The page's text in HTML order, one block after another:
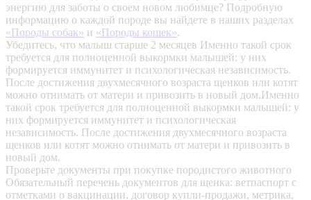
энергию для заботы о своем новом любимце? Подробную
информацию о каждой породе вы найдете в наших разделах
«Породы собак» и «Породы кошек».
Убедитесь, что малыш старше 2 месяцев Именно такой срок
требуется для полноценной выкормки малышей: у них
формируется иммунитет и психологическая независимость.
После достижения двухмесячного возраста щенков или котят
можно отнимать от матери и привозить в новый дом.Именно
такой срок требуется для полноценной выкормки малышей: у
них формируется иммунитет и психологическая
независимость. После достижения двухмесячного возраста
щенков или котят можно отнимать от матери и привозить в
новый дом.
Проверьте документы при покупке породистого животного
Обязательный перечень документов для щенка: ветпаспорт с
отметками о вакцинации, договор купли-продажи, метрика,